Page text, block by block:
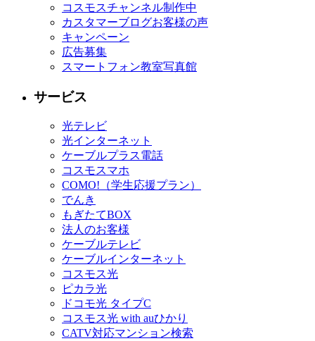
コスモスチャンネル制作中
カスタマーブログお客様の声
キャンペーン
広告募集
スマートフォン教室写真館
サービス
光テレビ
光インターネット
ケーブルプラス電話
コスモスマホ
COMO!（学生応援プラン）
でんき
もぎたてBOX
法人のお客様
ケーブルテレビ
ケーブルインターネット
コスモス光
ピカラ光
ドコモ光 タイプC
コスモス光 with auひかり
CATV対応マンション検索